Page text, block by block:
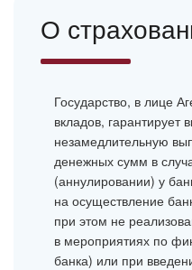
О
Государство, в лице
вкладов, гарантирует
незамедлительную
денежных сумм в
(аннулировании) у
на осуществление
при этом не
в мероприятиях по
банка) или при